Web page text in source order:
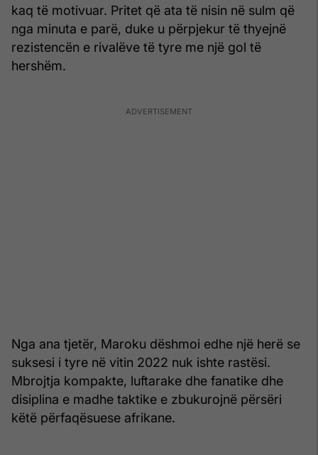
kaq të motivuar. Pritet që ata të nisin në sulm që
nga minuta e parë, duke u përpjekur të thyejnë
rezistencën e rivalëve të tyre me një gol të
hershëm.
Nga ana tjetër, Maroku dëshmoi edhe një herë se
suksesi i tyre në vitin 2022 nuk ishte rastësi.
Mbrojtja kompakte, luftarake dhe fanatike dhe
disiplina e madhe taktike e zbukurojnë përsëri
këtë përfaqësuese afrikane.